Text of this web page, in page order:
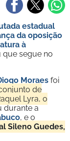
estadual
da oposição
à
que segue no
Moraes foi
de
Lyra, o
durante a
, e o
Sileno Guedes,